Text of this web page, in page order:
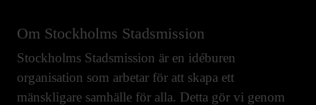
Om Stockholms Stadsmission
Stockholms Stadsmission är en idéburen
organisation som arbetar för att skapa ett
mänskligare samhälle för alla. Detta gör vi genom